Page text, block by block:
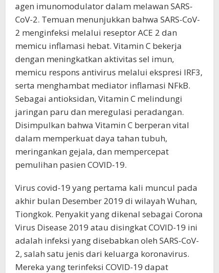
agen imunomodulator dalam melawan SARS-
CoV-2. Temuan menunjukkan bahwa SARS-CoV-
2 menginfeksi melalui reseptor ACE 2 dan
memicu inflamasi hebat. Vitamin C bekerja
dengan meningkatkan aktivitas sel imun,
memicu respons antivirus melalui ekspresi IRF3,
serta menghambat mediator inflamasi NFkB.
Sebagai antioksidan, Vitamin C melindungi
jaringan paru dan meregulasi peradangan.
Disimpulkan bahwa Vitamin C berperan vital
dalam memperkuat daya tahan tubuh,
meringankan gejala, dan mempercepat
pemulihan pasien COVID-19.
Virus covid-19 yang pertama kali muncul pada
akhir bulan Desember 2019 di wilayah Wuhan,
Tiongkok. Penyakit yang dikenal sebagai Corona
Virus Disease 2019 atau disingkat COVID-19 ini
adalah infeksi yang disebabkan oleh SARS-CoV-
2, salah satu jenis dari keluarga koronavirus.
Mereka yang terinfeksi COVID-19 dapat